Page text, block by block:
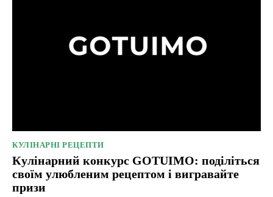
КУЛІНАРНІ РЕЦЕПТИ
Кулінарний конкурс GOTUIMO: поділіться
своїм улюбленим рецептом і вигравайте
призи